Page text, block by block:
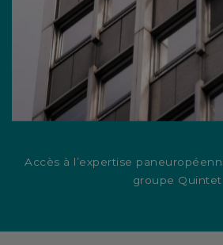
Accès à l’expertise
groupe Quintet